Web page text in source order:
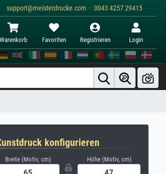
support@meisterdrucke.com · 0043 4257 29415
Warenkorb Favoriten Registrieren Login
konfigurieren
Breite (Motiv, cm) Höhe (Motiv, cm)